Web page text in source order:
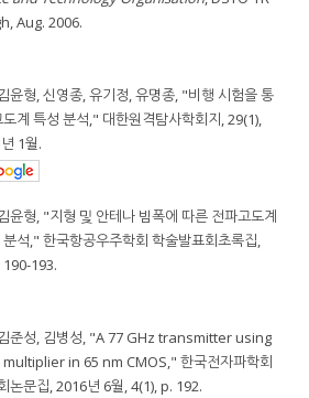
Aug. 2006.
윤형, 신영종, 유기정, 유명종, "비행 시험을 통
계 특성 분석," 대한원격탐사학회지, 29(1),
1월.
윤형, "지형 및 안테나 빔폭에 따른 전파고도계
석," 한국항공우주학회 학술발표회초록집,
193.
준성, 김병성, "A 77 GHz transmitter using
in 65 nm CMOS," 한국전자파학회
논문집, 2016년 6월, 4(1), p. 192.